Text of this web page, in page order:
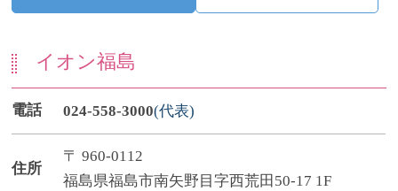
イオン福島
電話 024-558-3000(代表)
住所
〒 960-0112
福島県福島市南矢野目字西荒田50-17 1F